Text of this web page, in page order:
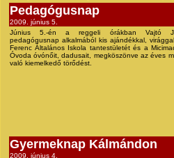
Pedagógusnap
2009. június 5.
Június 5.-én a reggeli órákban Vajtó
pedagógusnap alkalmából kis ajándékkal,
Ferenc Általános Iskola tantestületét és a
Óvoda óvónőit, dadusait, megköszönve az éves
való kiemelkedő törődést.
Gyermeknap Kálmándon
2009. június 4.